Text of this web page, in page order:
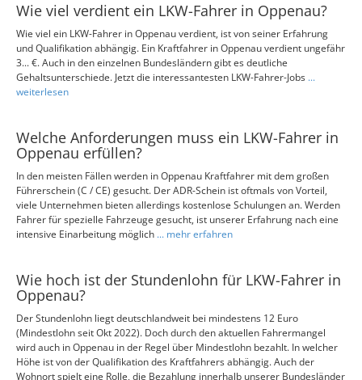
Wie viel verdient ein LKW-Fahrer in Oppenau?
Wie viel ein LKW-Fahrer in Oppenau verdient, ist von seiner Erfahrung
und Qualifikation abhängig. Ein Kraftfahrer in Oppenau verdient ungefähr
3... €. Auch in den einzelnen Bundesländern gibt es deutliche
Gehaltsunterschiede. Jetzt die interessantesten LKW-Fahrer-Jobs ...
weiterlesen
Welche Anforderungen muss ein LKW-Fahrer in
Oppenau erfüllen?
In den meisten Fällen werden in Oppenau Kraftfahrer mit dem großen
Führerschein (C / CE) gesucht. Der ADR-Schein ist oftmals von Vorteil,
viele Unternehmen bieten allerdings kostenlose Schulungen an. Werden
Fahrer für spezielle Fahrzeuge gesucht, ist unserer Erfahrung nach eine
intensive Einarbeitung möglich ... mehr erfahren
Wie hoch ist der Stundenlohn für LKW-Fahrer in
Oppenau?
Der Stundenlohn liegt deutschlandweit bei mindestens 12 Euro
(Mindestlohn seit Okt 2022). Doch durch den aktuellen Fahrermangel
wird auch in Oppenau in der Regel über Mindestlohn bezahlt. In welcher
Höhe ist von der Qualifikation des Kraftfahrers abhängig. Auch der
Wohnort spielt eine Rolle, die Bezahlung innerhalb unserer Bundesländer